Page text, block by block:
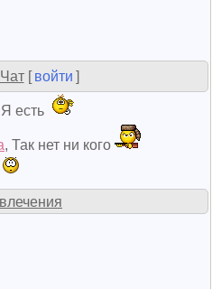
[ войти ]
есть
, Так нет ни кого